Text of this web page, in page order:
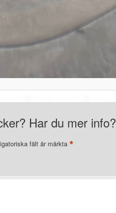
Har du mer info?
fält är märkta *